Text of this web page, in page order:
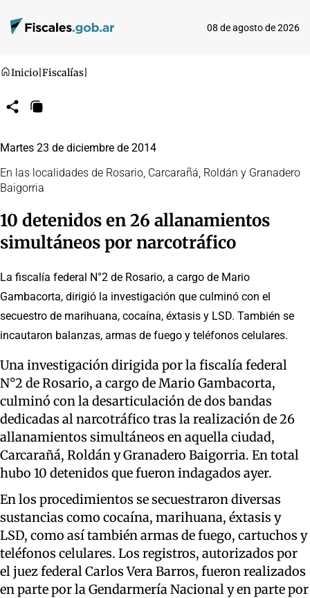
08 de agosto de 2026
Inicio Fiscalías
CompartirCopiar
Martes 23 de diciembre de 2014
En las localidades de Rosario, Carcarañá, Roldán y Granadero
Baigorria
10 detenidos en 26 allanamientos
simultáneos por narcotráfico
La fiscalía federal N°2 de Rosario, a cargo de Mario
Gambacorta, dirigió la investigación que culminó con el
secuestro de marihuana, cocaína, éxtasis y LSD. También se
incautaron balanzas, armas de fuego y teléfonos celulares.
Una investigación dirigida por la fiscalía federal
N°2 de Rosario, a cargo de Mario Gambacorta,
culminó con la desarticulación de dos bandas
dedicadas al narcotráfico tras la realización de 26
allanamientos simultáneos en aquella ciudad,
Carcarañá, Roldán y Granadero Baigorria. En total
hubo 10 detenidos que fueron indagados ayer.
En los procedimientos se secuestraron diversas
sustancias como cocaína, marihuana, éxtasis y
LSD, como así también armas de fuego, cartuchos y
teléfonos celulares. Los registros, autorizados por
el juez federal Carlos Vera Barros, fueron realizados
en parte por la Gendarmería Nacional y en parte por